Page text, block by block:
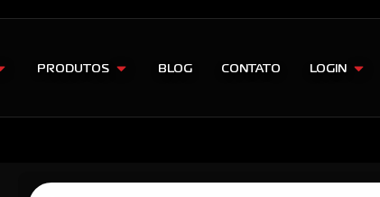
PRODUTOS BLOG CONTATO LOGIN